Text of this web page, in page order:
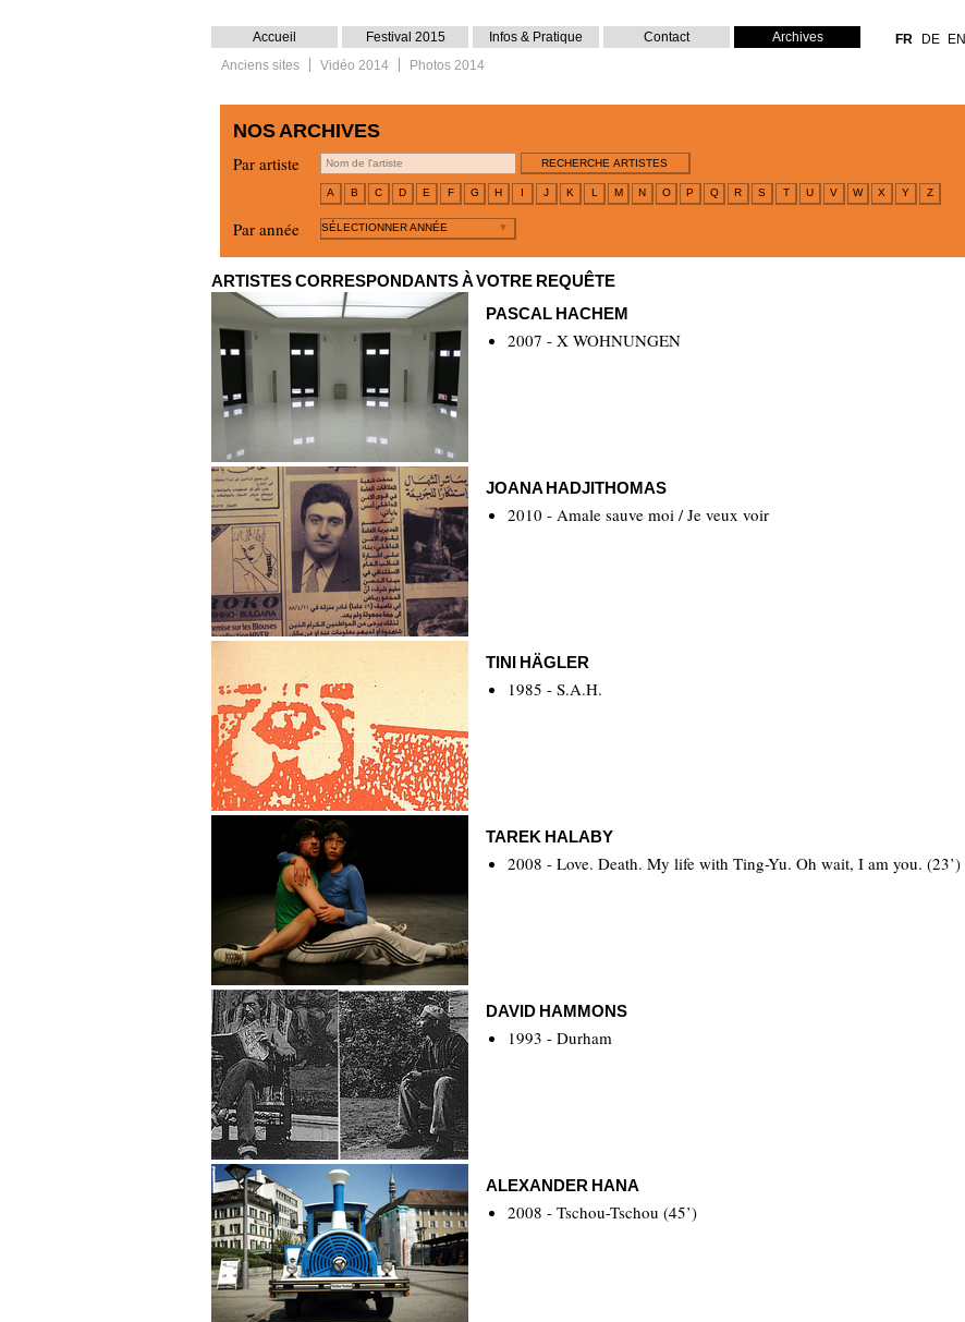
NOS ARCHIVES
Par artiste
A B C D E F G H I J K L M N O P Q R S T U V W X Y Z
Par année SÉLECTIONNER ANNÉE
ARTISTES CORRESPONDANTS À VOTRE REQUÊTE
Pascal Hachem
PASCAL HACHEM
2007 - X WOHNUNGEN
joana hadjithomas
JOANA HADJITHOMAS
2010 - Amale sauve moi / Je veux voir
Tini Hägler
TINI HÄGLER
1985 - S.A.H.
Tarek Halaby
TAREK HALABY
2008 - Love. Death. My life with Ting-Yu. Oh wait, I am you. (23’)
David Hammons
DAVID HAMMONS
1993 - Durham
ALEXANDER HANA
2008 - Tschou-Tschou (45’)
Accueil Festival 2015 Infos & Pratique Contact
Archives
Anciens sites
Vidéo 2014 Photos 2014
FR DE EN